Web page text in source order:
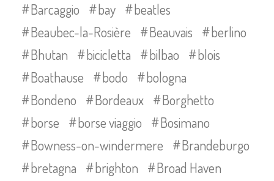
Barcaggio
bay
beatles
Beaubec-la-Rosière
Beauvais
berlino
Bhutan
bicicletta bilbao
blois
Boathause
bodo
bologna
Bondeno
Bordeaux
Borghetto
borse
borse viaggio
Bosimano
Bowness-on-windermere
Brandeburgo
bretagna
brighton
Broad Haven